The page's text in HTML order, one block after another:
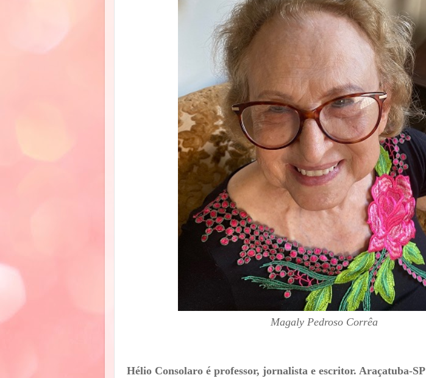
Magaly Pedroso Corrêa
Hélio Consolaro é professor, jornalista e escritor. Araçatuba-SP